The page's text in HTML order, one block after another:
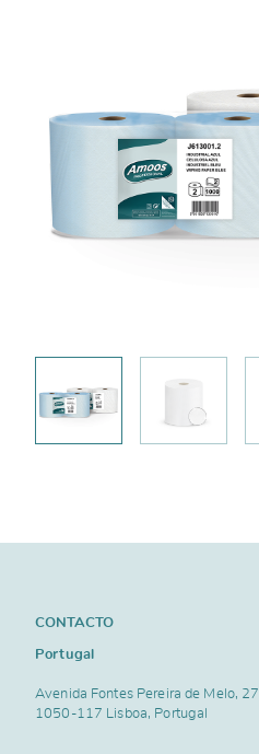
CONTACTO
Portugal
Avenida Fontes Pereira de Melo, 27
1050-117 Lisboa, Portugal